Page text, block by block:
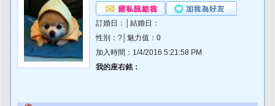
訂婚日：│結婚日：
性別：?│魅力值：0
加入時間：1/4/2016 5:21:58 PM
我的座右銘：